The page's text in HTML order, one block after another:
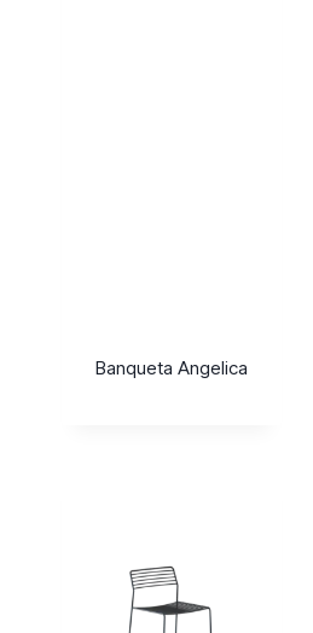
Banqueta Angelica